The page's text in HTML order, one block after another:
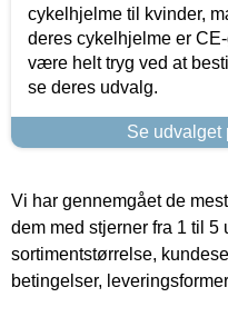
cykelhjelme til kvinder,
deres cykelhjelme er
være helt tryg ved at
se deres udvalg.
Se udvalget
Vi har gennemgået de
dem med stjerner fra 1 til 5
sortimentstørrelse,
betingelser,